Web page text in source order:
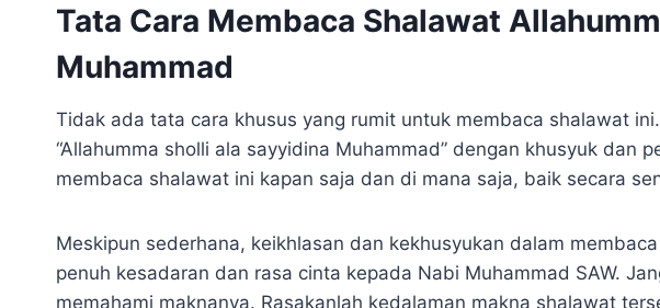
Tata Cara Membaca Shalawat
Muhammad
Tidak ada tata cara khusus yang rumit untuk membaca shalawat
“Allahumma sholli ala sayyidina Muhammad” dengan khusyuk dan
membaca shalawat ini kapan saja dan di mana saja, baik secara
Meskipun sederhana, keikhlasan dan kekhusyukan dalam
penuh kesadaran dan rasa cinta kepada Nabi Muhammad SAW.
memahami maknanya. Rasakanlah kedalaman makna shalawat